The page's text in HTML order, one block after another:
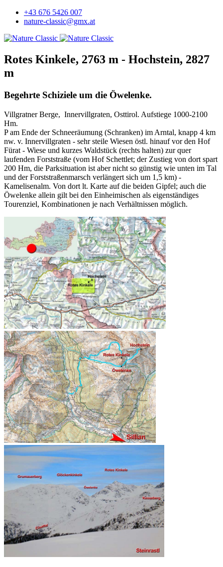
+43 676 5426 007
nature-classic@gmx.at
Rotes Kinkele, 2763 m - Hochstein, 2827
m
Begehrte Schiziele um die Öwelenke.
Villgratner Berge, Innervillgraten, Osttirol. Aufstiege 1000-2100
Hm.
P am Ende der Schneeräumung (Schranken) im Arntal, knapp 4 km
nw. v. Innervillgraten - sehr steile Wiesen östl. hinauf vor den Hof
Fürat - Wiese und kurzes Waldstück (rechts halten) zur quer
laufenden Forststraße (vom Hof Schettlet; der Zustieg von dort spart
200 Hm, die Parksituation ist aber nicht so günstig wie unten im Tal
und der Forststraßenmarsch verlängert sich um 1,5 km) -
Kamelisenalm. Von dort lt. Karte auf die beiden Gipfel; auch die
Öwelenke allein gilt bei den Einheimischen als eigenständiges
Tourenziel, Kombinationen je nach Verhältnissen möglich.